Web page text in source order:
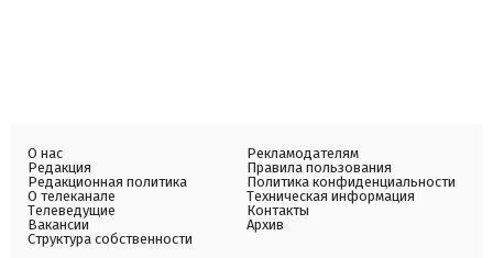
О нас
Редакция
Редакционная политика
О телеканале
Телеведущие
Вакансии
Структура собственности
Рекламодателям
Правила пользования
Политика конфиденциальности
Техническая информация
Контакты
Архив